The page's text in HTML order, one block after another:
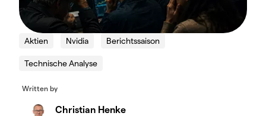
Aktien Nvidia Berichtssaison
Technische Analyse
Written by
Christian Henke